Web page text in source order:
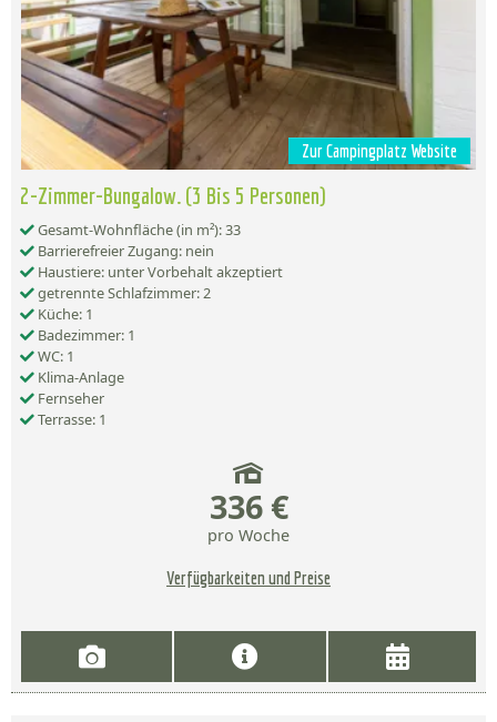
Zur Campingplatz Website
2-Zimmer-Bungalow. (3 Bis 5 Personen)
Gesamt-Wohnfläche (in m²): 33
Barrierefreier Zugang: nein
Haustiere: unter Vorbehalt akzeptiert
getrennte Schlafzimmer: 2
Küche: 1
Badezimmer: 1
WC: 1
Klima-Anlage
Fernseher
Terrasse: 1
336 €
pro Woche
Verfügbarkeiten und Preise